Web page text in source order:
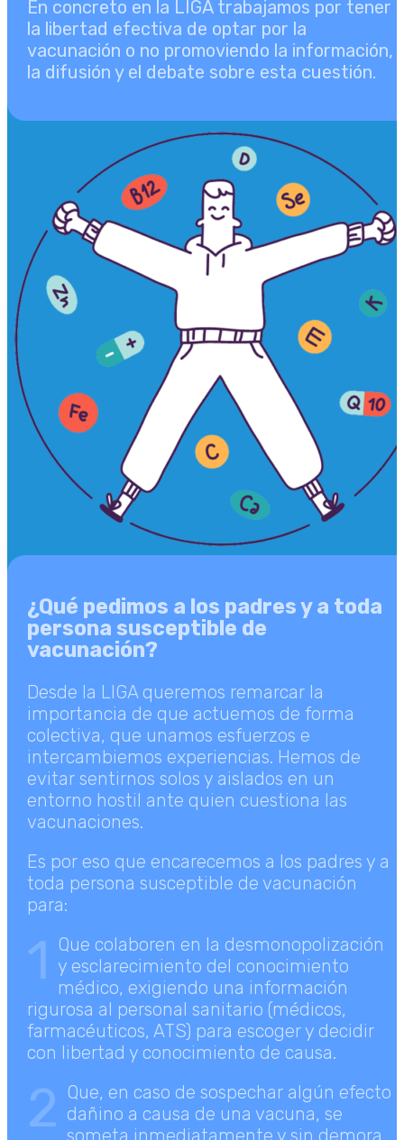
En concreto en la LIGA trabajamos por tener
la libertad efectiva de optar por la
vacunación o no promoviendo la información,
la difusión y el debate sobre esta cuestión.
¿Qué pedimos a los padres y a toda
persona susceptible de
vacunación?
Desde la LIGA queremos remarcar la
importancia de que actuemos de forma
colectiva, que unamos esfuerzos e
intercambiemos experiencias. Hemos de
evitar sentirnos solos y aislados en un
entorno hostil ante quien cuestiona las
vacunaciones.
Es por eso que encarecemos a los padres y a
toda persona susceptible de vacunación
para:
1
Que colaboren en la desmonopolización
y esclarecimiento del conocimiento
médico, exigiendo una información
rigurosa al personal sanitario (médicos,
farmacéuticos, ATS) para escoger y decidir
con libertad y conocimiento de causa.
2 Que, en caso de sospechar algún efecto
dañino a causa de una vacuna, se
someta inmediatamente y sin demora